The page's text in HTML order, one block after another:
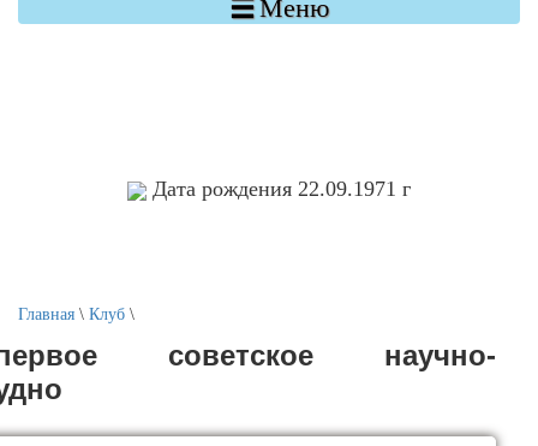
Дата рождения 22.09.1971 г
Меню
Главная \ Клуб \
советское научно-